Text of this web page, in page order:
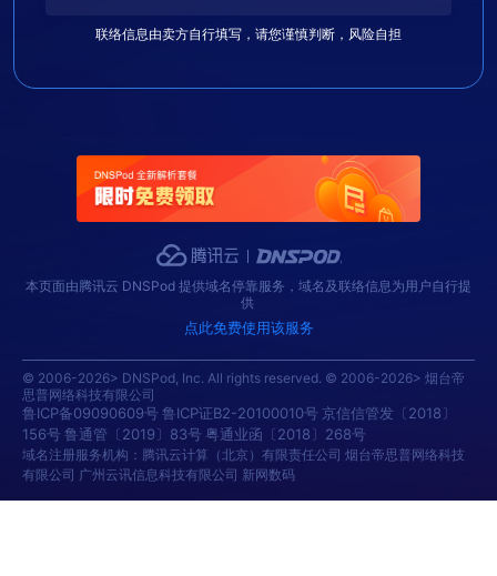
联络信息由卖方自行填写，请您谨慎判断，风险自担
本页面由腾讯云 DNSPod 提供域名停靠服务，域名及联络信息为用户自行提
供
点此免费使用该服务
© 2006-2026> DNSPod, Inc. All rights reserved. © 2006-2026> 烟台帝
思普网络科技有限公司
鲁ICP备09090609号 鲁ICP证B2-20100010号 京信信管发〔2018〕
156号 鲁通管〔2019〕83号 粤通业函〔2018〕268号
域名注册服务机构：腾讯云计算（北京）有限责任公司 烟台帝思普网络科技
有限公司 广州云讯信息科技有限公司 新网数码